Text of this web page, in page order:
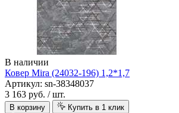
В наличии
Ковер Mira (24032-196) 1,2*1,7
Артикул: sn-38348037
3 163 руб. / шт.
В корзину Купить в 1 клик